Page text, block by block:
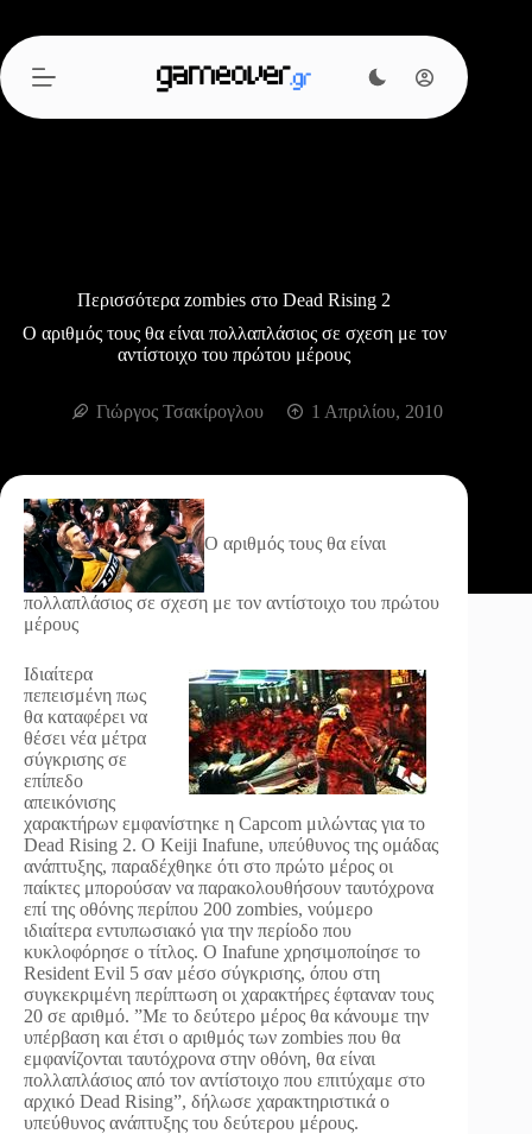
περιεχόμενο
Περισσότερα zombies στο Dead Rising 2
Ο αριθμός τους θα είναι πολλαπλάσιος σε σχεση με τον
αντίστοιχο του πρώτου μέρους
Γιώργος Τσακίρογλου 1 Απριλίου, 2010
Ο αριθμός τους θα είναι
πολλαπλάσιος σε σχεση με τον αντίστοιχο του πρώτου
μέρους
Ιδιαίτερα
πεπεισμένη πως
θα καταφέρει να
θέσει νέα μέτρα
σύγκρισης σε
επίπεδο
απεικόνισης
χαρακτήρων εμφανίστηκε η Capcom μιλώντας για το
Dead Rising 2. Ο Keiji Inafune, υπεύθυνος της ομάδας
ανάπτυξης, παραδέχθηκε ότι στο πρώτο μέρος οι
παίκτες μπορούσαν να παρακολουθήσουν ταυτόχρονα
επί της οθόνης περίπου 200 zombies, νούμερο
ιδιαίτερα εντυπωσιακό για την περίοδο που
κυκλοφόρησε ο τίτλος. Ο Inafune χρησιμοποίησε το
Resident Evil 5 σαν μέσο σύγκρισης, όπου στη
συγκεκριμένη περίπτωση οι χαρακτήρες έφταναν τους
20 σε αριθμό. ”Με το δεύτερο μέρος θα κάνουμε την
υπέρβαση και έτσι ο αριθμός των zombies που θα
εμφανίζονται ταυτόχρονα στην οθόνη, θα είναι
πολλαπλάσιος από τον αντίστοιχο που επιτύχαμε στο
αρχικό Dead Rising”, δήλωσε χαρακτηριστικά ο
υπεύθυνος ανάπτυξης του δεύτερου μέρους.